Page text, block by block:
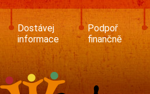
Skip
main
content
Dostávej
informace
Podpoř
finančně